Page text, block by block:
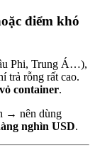
điểm khó
Phi, Trung Á…),
trả rỗng rất cao.
container.
→ nên dùng
nghìn USD.